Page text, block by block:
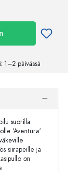
: 1–2 päivässä
suorilla
'Aventura'
siirapeille ja
on